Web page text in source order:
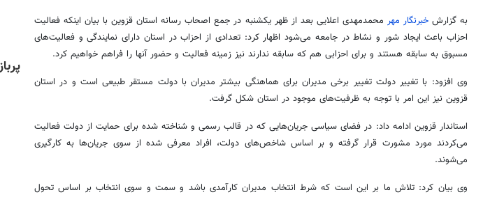
به گزارشخبرنگار مهر محمدمهدی اعلایی بعد از ظهر یکشنبه در جمع اصحاب رسانه استان قزوین با بیان اینکه فعالیت
احزاب باعث ایجاد شور و نشاط در جامعه می‌شود اظهار کرد: تعدادی از احزاب در استان دارای نمایندگی و فعالیت‌های
مسبوق به سابقه هستند و برای احزابی هم که سابقه ندارند نیز زمینه فعالیت و حضور آنها را فراهم خواهیم کرد.
وی افزود: با تغییر دولت تغییر برخی مدیران برای هماهنگی بیشتر مدیران با دولت مستقر طبیعی است و در استان
قزوین نیز این امر با توجه به ظرفیت‌های موجود در استان شکل گرفت.
استاندار قزوین ادامه داد: در فضای سیاسی جریان‌هایی که در قالب رسمی و شناخته شده برای حمایت از دولت فعالیت
می‌کردند مورد مشورت قرار گرفته و بر اساس شاخص‌های دولت، افراد معرفی شده از سوی جریان‌ها به کارگیری
می‌شوند.
وی بیان کرد: تلاش ما بر این است که شرط انتخاب مدیران کارآمدی باشد و سمت و سوی انتخاب بر اساس تحول